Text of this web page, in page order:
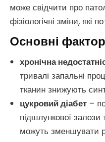
може свідчити про
фізіологічні зміни, які
Основні
хронічна
тривалі запальні
тканин знижують
цукровий діабет –
підшлункової залози
можуть зменшувати